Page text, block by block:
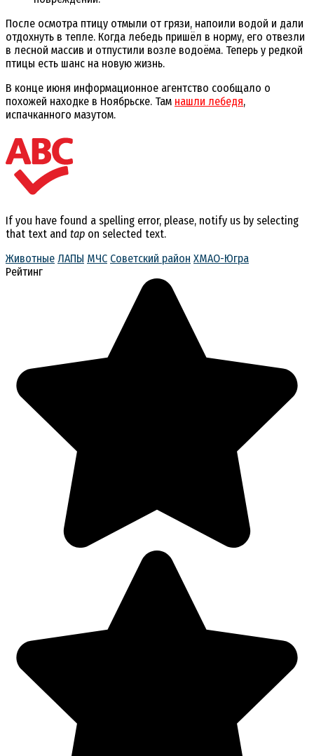
После осмотра птицу отмыли от грязи, напоили водой и дали
отдохнуть в тепле. Когда лебедь пришёл в норму, его отвезли
в лесной массив и отпустили возле водоёма. Теперь у редкой
птицы есть шанс на новую жизнь.
В конце июня информационное агентство сообщало о
похожей находке в Ноябрьске. Там нашли лебедя,
испачканного мазутом.
If you have found a spelling error, please, notify us by selecting
that text and tap on selected text.
Животные ЛАПЫ МЧС Советский район ХМАО-Югра
Рейтинг